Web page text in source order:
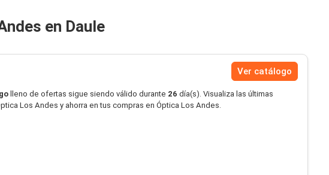
en Daule
Ver catálogo
lleno de ofertas sigue siendo válido durante 26 día(s). Visualiza las últimas
Los Andes y ahorra en tus compras en Óptica Los Andes.